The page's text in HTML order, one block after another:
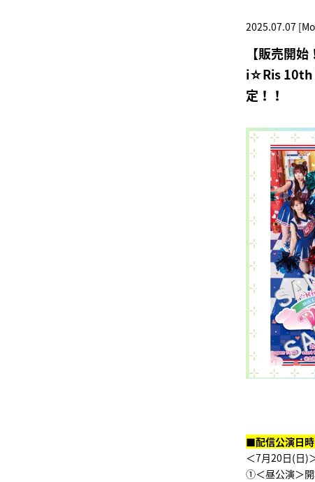
2025.07.07
【販売開始
i☆Ris 10th
定！！
■配信公演日
＜7月20日(日)
①＜昼公演＞